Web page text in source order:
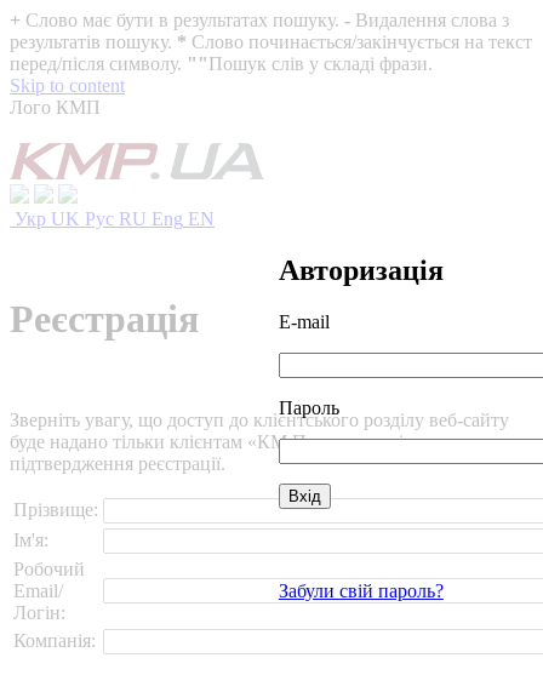
+ Слово має бути в результатах пошуку. - Видалення слова з
результатів пошуку. * Слово починається/закінчується на текст
перед/після символу. ""Пошук слів у складі фрази.
Skip to content
Лого КМП
Укр UK Рус RU Eng EN
Авторизація
E-mail
Пароль
Забули свій пароль?
Реєстрація
Зверніть увагу, що доступ до клієнтського розділу веб-сайту
буде надано тільки клієнтам «КМ Партнери» після
підтвердження реєстрації.
Прізвище:
Ім'я:
Робочий
Email/
Логін:
Компанія: